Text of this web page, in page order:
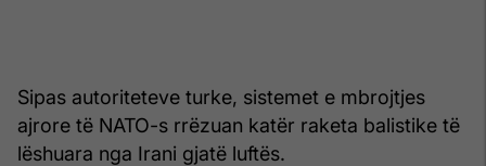
Sipas autoriteteve turke, sistemet e mbrojtjes
ajrore të NATO-s rrëzuan katër raketa balistike të
lëshuara nga Irani gjatë luftës.